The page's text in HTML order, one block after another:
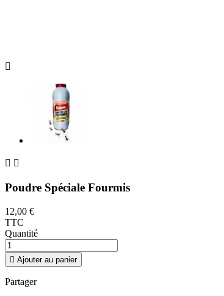

 
Poudre Spéciale Fourmis
12,00 €
TTC
Quantité
 Ajouter au panier
Partager